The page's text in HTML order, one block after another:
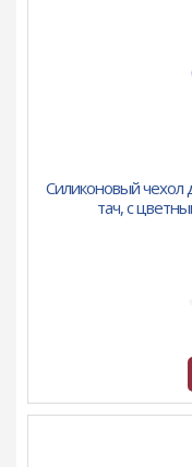
Силиконовый чехол
тач, с